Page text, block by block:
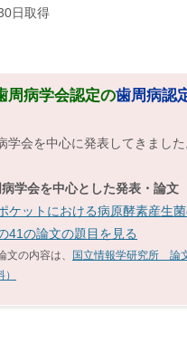
日取得
周病学会認定の歯周病認
学会を中心に発表してきまし
病学会を中心とした発表・論文
ケットにおける病原酵素産生
41の論文の題目を見る
文の内容は、
国立情報学研究所 論